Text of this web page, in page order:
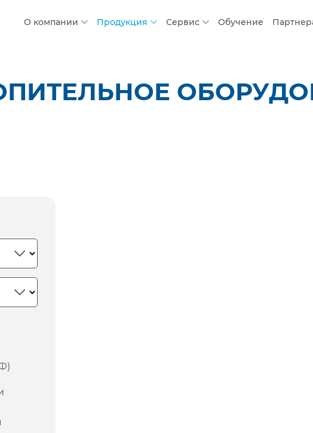
О компании Продукция Сервис Обучение